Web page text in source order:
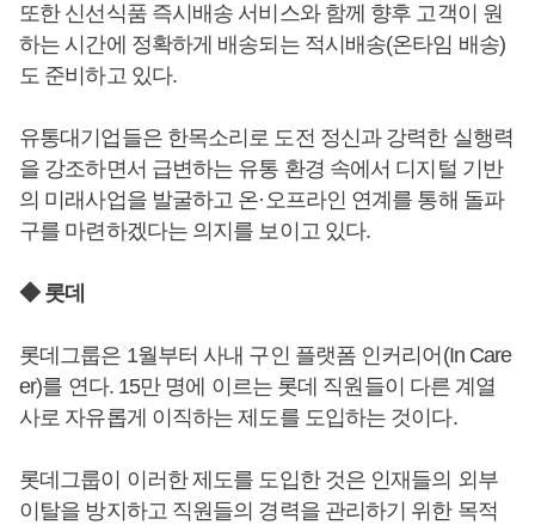
또한 신선식품 즉시배송 서비스와 함께 향후 고객이 원
하는 시간에 정확하게 배송되는 적시배송(온타임 배송)
도 준비하고 있다.
유통대기업들은 한목소리로 도전 정신과 강력한 실행력
을 강조하면서 급변하는 유통 환경 속에서 디지털 기반
의 미래사업을 발굴하고 온·오프라인 연계를 통해 돌파
구를 마련하겠다는 의지를 보이고 있다.
◆ 롯데
롯데그룹은 1월부터 사내 구인 플랫폼 인커리어(In Care
er)를 연다. 15만 명에 이르는 롯데 직원들이 다른 계열
사로 자유롭게 이직하는 제도를 도입하는 것이다.
롯데그룹이 이러한 제도를 도입한 것은 인재들의 외부
이탈을 방지하고 직원들의 경력을 관리하기 위한 목적